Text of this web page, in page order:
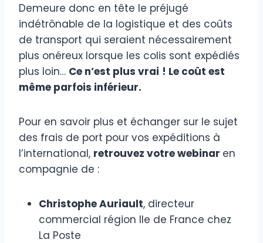
Demeure donc en tête le préjugé
indétrônable de la logistique et des coûts
de transport qui seraient nécessairement
plus onéreux lorsque les colis sont expédiés
plus loin… Ce n’est plus vrai ! Le coût est
même parfois inférieur.
Pour en savoir plus et échanger sur le sujet
des frais de port pour vos expéditions à
l’international, retrouvez votre webinar en
compagnie de :
Christophe Auriault, directeur
commercial région Ile de France chez
La Poste